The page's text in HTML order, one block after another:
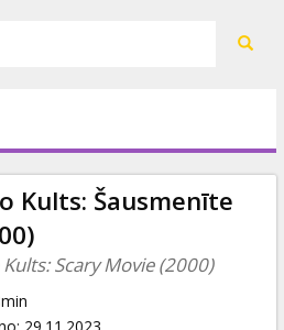
Kults: Šausmenīte
Kults: Scary Movie (2000)
: 29.11.2023